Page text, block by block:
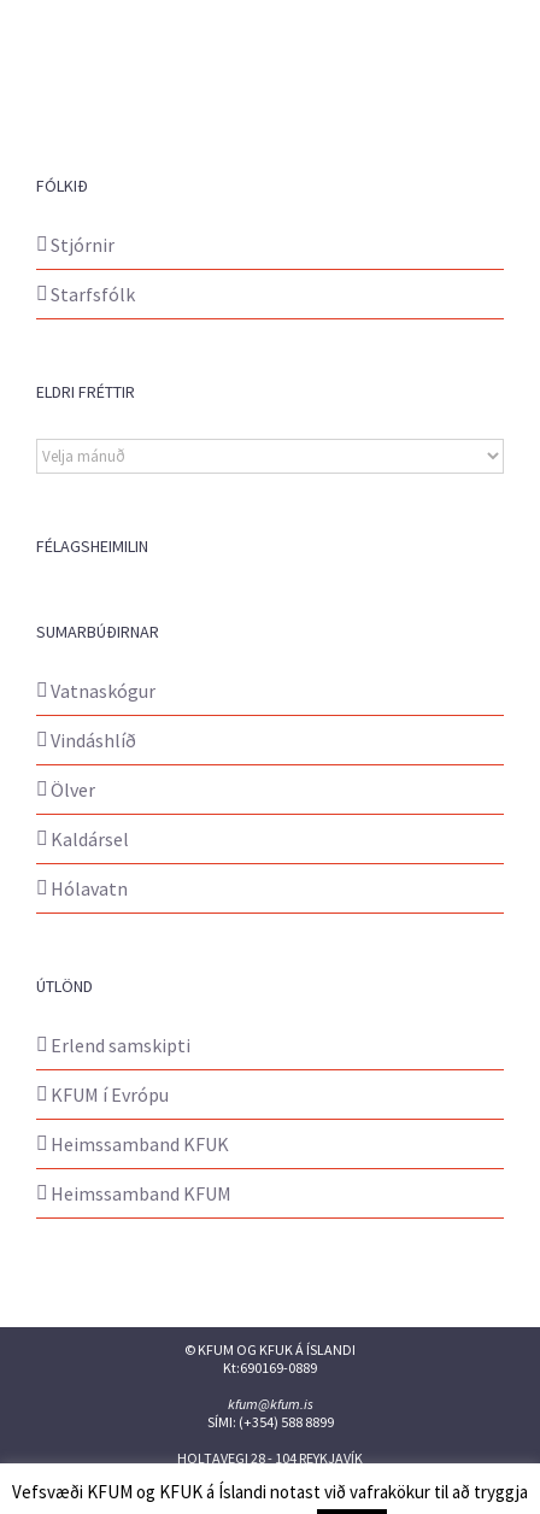
FÓLKIÐ
Stjórnir
Starfsfólk
ELDRI FRÉTTIR
Eldri
fréttir
FÉLAGSHEIMILIN
SUMARBÚÐIRNAR
Vatnaskógur
Vindáshlíð
Ölver
Kaldársel
Hólavatn
ÚTLÖND
Erlend samskipti
KFUM í Evrópu
Heimssamband KFUK
Heimssamband KFUM
© KFUM OG KFUK Á ÍSLANDI
Kt:690169-0889
kfum@kfum.is
SÍMI: (+354) 588 8899
HOLTAVEGI 28 - 104 REYKJAVÍK
Vefsvæði KFUM og KFUK á Íslandi notast við vafrakökur til að tryggja